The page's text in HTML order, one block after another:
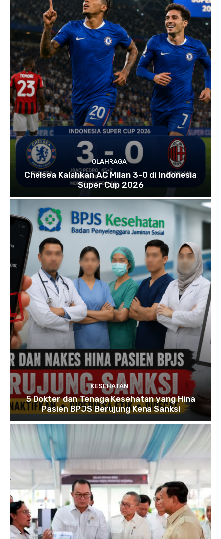
OLAHRAGA
Chelsea Kalahkan AC Milan 3-0 di Indonesia
Super Cup 2026
KESEHATAN
5 Dokter dan Tenaga Kesehatan yang Hina
Pasien BPJS Berujung Kena Sanksi